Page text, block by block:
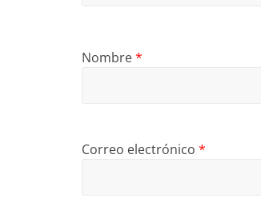
Nombre*
Correo electrónico *